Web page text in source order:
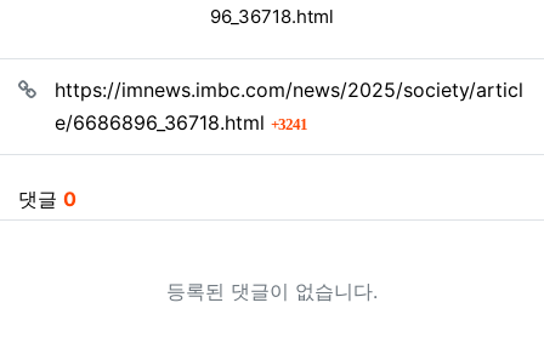
96_36718.html
관련자료
https://imnews.imbc.com/news/2025/society/articl
e/6686896_36718.html
3241
댓글 0
등록된 댓글이 없습니다.